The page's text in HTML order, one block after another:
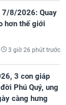
7/8/2026: Quay
hơn thế giới
3 giờ 26 phút trước
3 con giáp
Phú Quý, ung
càng hưng